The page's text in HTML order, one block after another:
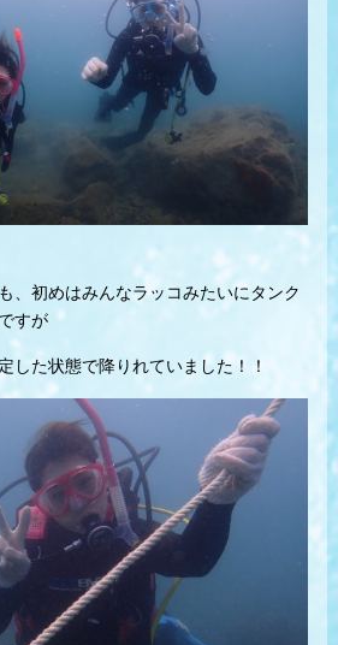
、初めはみんなラッコみたいにタンク
すが
した状態で降りれていました！！